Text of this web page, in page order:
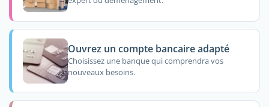
Ouvrez un compte bancaire adapté
Choisissez une banque qui comprendra vos
nouveaux besoins.